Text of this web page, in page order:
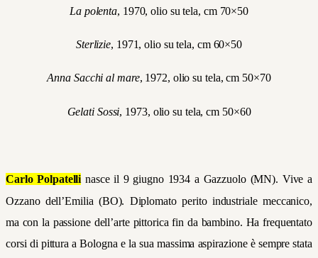
La polenta, 1970, olio su tela, cm 70×50
Sterlizie, 1971, olio su tela, cm 60×50
Anna Sacchi al mare, 1972, olio su tela, cm 50×70
Gelati Sossi, 1973, olio su tela, cm 50×60
Carlo Polpatelli nasce il 9 giugno 1934 a Gazzuolo (MN). Vive a
Ozzano dell’Emilia (BO). Diplomato perito industriale meccanico,
ma con la passione dell’arte pittorica fin da bambino. Ha frequentato
corsi di pittura a Bologna e la sua massima aspirazione è sempre stata